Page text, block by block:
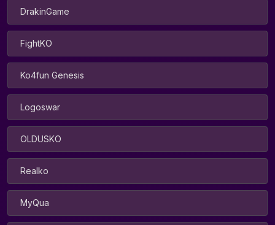
DrakinGame
FightKO
Ko4fun Genesis
Logoswar
OLDUSKO
Realko
MyQua